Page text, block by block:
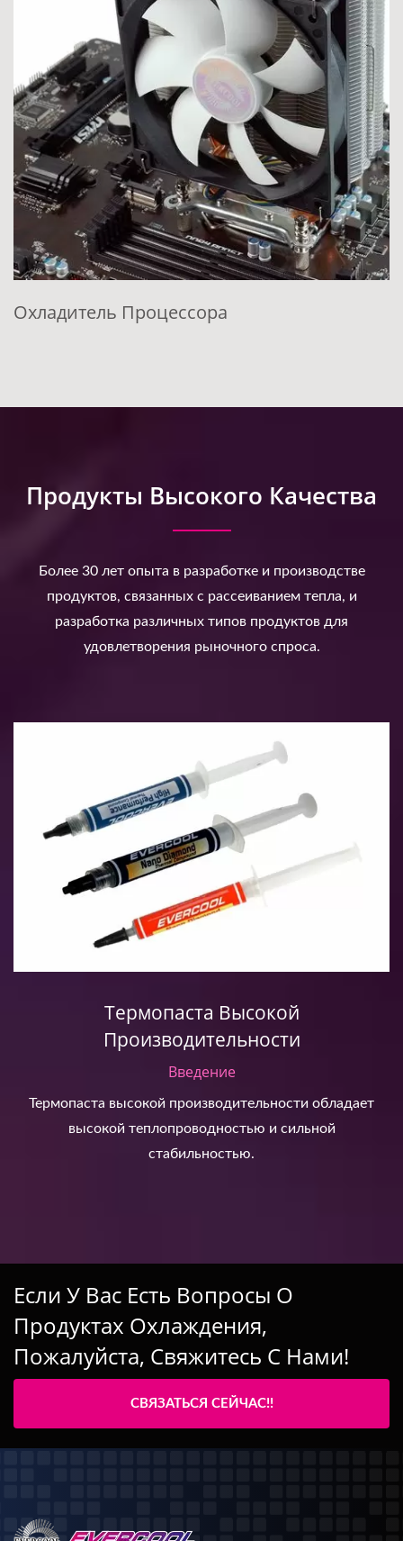
Продукты Высокого Качества
Более 30 лет опыта в разработке и производстве
продуктов, связанных с рассеиванием тепла, и
разработка различных типов продуктов для
удовлетворения рыночного спроса.
Термопаста Высокой
Производительности
Введение
Термопаста высокой производительности обладает
высокой теплопроводностью и сильной
стабильностью.
Если У Вас Есть Вопросы О
Продуктах Охлаждения,
Пожалуйста, Свяжитесь С Нами!
СВЯЗАТЬСЯ СЕЙЧАС!!